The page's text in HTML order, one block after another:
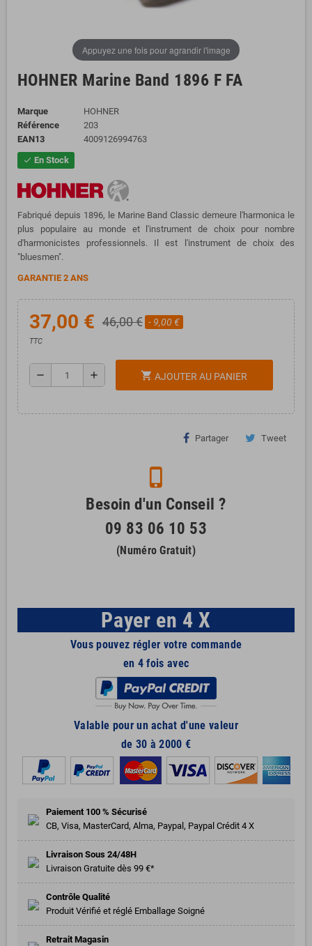
Appuyez une fois pour agrandir l'image
HOHNER Marine Band 1896 F FA
Marque
HOHNER
Référence
203
EAN13
4009126994763
check En Stock
Fabriqué depuis 1896, le Marine Band Classic demeure l'harmonica le
plus populaire au monde et l'instrument de choix pour nombre
d'harmonicistes professionnels. Il est l'instrument de choix des
"bluesmen".
GARANTIE 2 ANS
37,00 € 46,00 € - 9,00 €
TTC
remove add shopping_cart AJOUTER AU PANIER
Partager Tweet
phone_iphone
Besoin d'un Conseil ?
09 83 06 10 53
(Numéro Gratuit)
Payer en 4 X
Vous pouvez régler votre commande
en 4 fois avec
Valable pour un achat d'une valeur
de 30 à 2000 €
Paiement 100 % Sécurisé
CB, Visa, MasterCard, Alma, Paypal, Paypal Crédit 4 X
Livraison Sous 24/48H
Livraison Gratuite dès 99 €*
Contrôle Qualité
Produit Vérifié et réglé Emballage Soigné
Retrait Magasin